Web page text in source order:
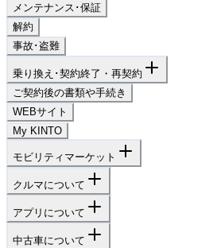
メンテナンス･保証
解約
事故･盗難
乗り換え･契約終了・再契約
ご契約後の書類や手続き
WEBサイト
My KINTO
モビリティマーケット
クルマについて
アプリについて
中古車について